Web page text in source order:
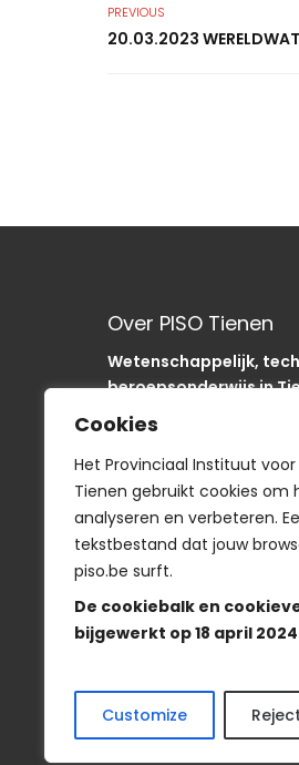
Cookies
Het Provinciaal Instituut
Tienen gebruikt cookies om
analyseren en verbeteren.
tekstbestand dat jouw
piso.be surft.
De cookiebalk en
bijgewerkt op 18 april
Customize
PREVIOUS
20.03.2023
Over PISO Tienen
Wetenschappelijk,
beroepsonderwijs in
Onze school is als
regio.
In het PISO zijn we op
te buigen naar acties